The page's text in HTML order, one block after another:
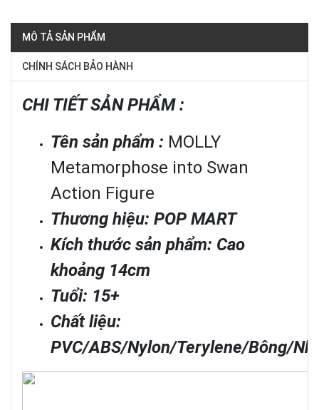
MÔ TẢ SẢN PHẨM
CHÍNH SÁCH BẢO HÀNH
CHI TIẾT SẢN PHẨM :
Tên sản phẩm : MOLLY
Metamorphose into Swan
Action Figure
Thương hiệu: POP MART
Kích thước sản phẩm: Cao
khoảng 14cm
Tuổi: 15+
Chất liệu:
PVC/ABS/Nylon/Terylene/Bông/